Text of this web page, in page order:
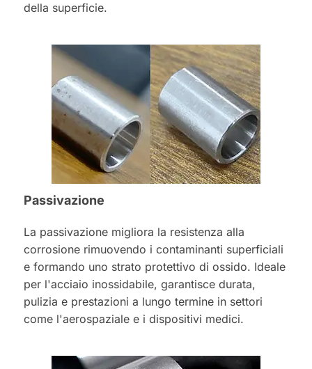
della superficie.
Passivazione
La passivazione migliora la resistenza alla
corrosione rimuovendo i contaminanti superficiali
e formando uno strato protettivo di ossido. Ideale
per l'acciaio inossidabile, garantisce durata,
pulizia e prestazioni a lungo termine in settori
come l'aerospaziale e i dispositivi medici.